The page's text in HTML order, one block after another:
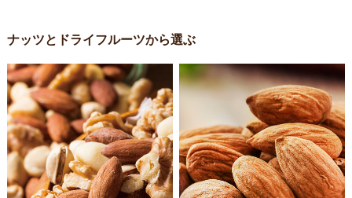
ナッツとドライフルーツから選ぶ